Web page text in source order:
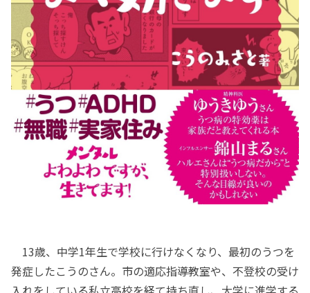
13歳、中学1年生で学校に行けなくなり、最初のうつを
発症したこうのさん。市の適応指導教室や、不登校の受け